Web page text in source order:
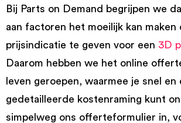
Bij Parts on Demand begrijpen we
aan factoren het moeilijk kan maken
prijsindicatie te geven voor een 3D
Daarom hebben we het online
leven geroepen, waarmee je snel en
gedetailleerde kostenraming kunt
simpelweg ons offerteformulier in,